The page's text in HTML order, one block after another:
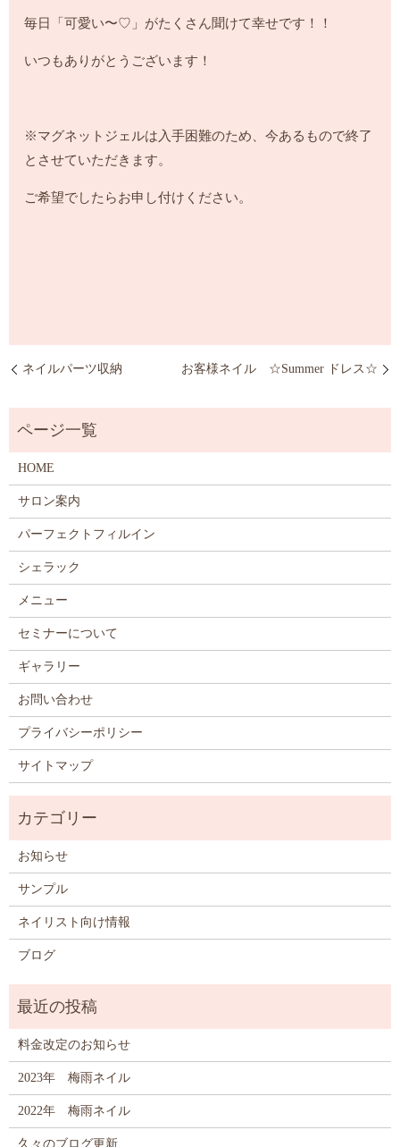
毎日「可愛い〜♡」がたくさん聞けて幸せです！！
いつもありがとうございます！
※マグネットジェルは入手困難のため、今あるもので終了
とさせていただきます。
ご希望でしたらお申し付けください。
ネイルパーツ収納 お客様ネイル ☆Summer ドレス☆
HOME
サロン案内
パーフェクトフィルイン
シェラック
メニュー
セミナーについて
ギャラリー
お問い合わせ
プライバシーポリシー
サイトマップ
お知らせ
サンプル
ネイリスト向け情報
ブログ
料金改定のお知らせ
2023年 梅雨ネイル
2022年 梅雨ネイル
久々のブログ更新